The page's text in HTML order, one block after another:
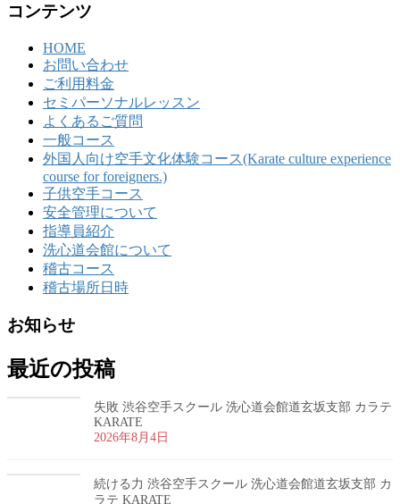
コンテンツ
HOME
お問い合わせ
ご利用料金
セミパーソナルレッスン
よくあるご質問
一般コース
外国人向け空手文化体験コース(Karate culture experience
course for foreigners.)
子供空手コース
安全管理について
指導員紹介
洗心道会館について
稽古コース
稽古場所日時
お知らせ
最近の投稿
失敗 渋谷空手スクール 洗心道会館道玄坂支部 カラテ
KARATE
2026年8月4日
続ける力 渋谷空手スクール 洗心道会館道玄坂支部 カ
ラテ KARATE